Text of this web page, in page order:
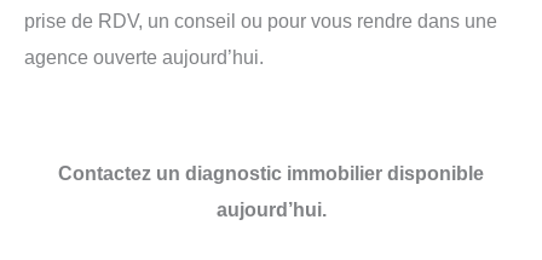
prise de RDV, un conseil ou pour vous rendre dans une
agence ouverte aujourd’hui.
Contactez un diagnostic immobilier disponible
aujourd’hui.